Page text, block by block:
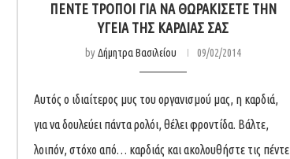
ΠΈΝΤΕ ΤΡΌΠΟΙ ΓΙΑ ΝΑ ΘΩΡΑΚΊΣΕΤΕ ΤΗΝ
ΥΓΕΊΑ ΤΗΣ ΚΑΡΔΙΆΣ ΣΑΣ
byΔήμητρα Βασιλείου 09/02/2014
Αυτός ο ιδιαίτερος μυς του οργανισμού μας, η καρδιά,
για να δουλεύει πάντα ρολόι, θέλει φροντίδα. Βάλτε,
λοιπόν, στόχο από… καρδιάς και ακολουθήστε τις πέντε